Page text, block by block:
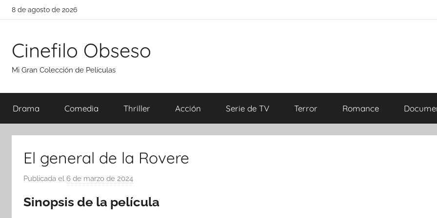
Saltar
8 de agosto de 2026
Cinefilo Obseso
Mi Gran Colección de Películas
Drama Comedia Thriller Acción Serie de TV Terror Romance
El general de la Rovere
Publicada el 6 de marzo de 2024
r
Sinopsis de la película